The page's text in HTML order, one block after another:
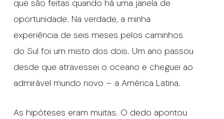
que são feitas quando há uma janela de
oportunidade. Na verdade, a minha
experiência de seis meses pelos caminhos
do Sul foi um misto dos dois. Um ano passou
desde que atravessei o oceano e cheguei ao
admirável mundo novo – a América Latina.
As hipóteses eram muitas. O dedo apontou